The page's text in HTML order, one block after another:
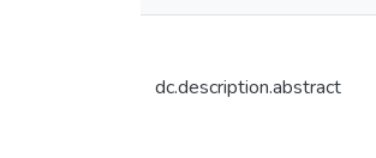
dc.description.abstract